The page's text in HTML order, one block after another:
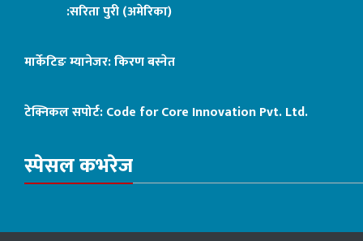
:सरिता पुरी (अमेरिका)
मार्केटिङ म्यानेजर: किरण बस्नेत
टेक्निकल सपोर्ट:Code for Core Innovation Pvt. Ltd.
स्पेसल कभरेज